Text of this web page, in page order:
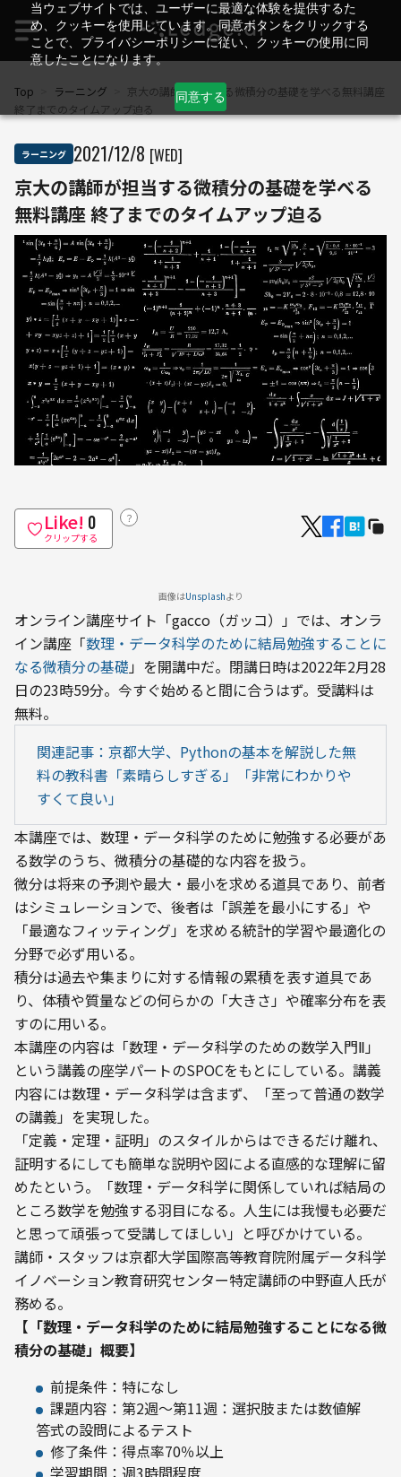
当ウェブサイトでは、ユーザーに最適な体験を提供するた
め、クッキーを使用しています。同意ボタンをクリックする
ことで、プライバシーポリシーに従い、クッキーの使用に同
意したことになります。
同意する
Top ラーニング
京大の講師が担当する微積分の基礎を学べる無料講座
終了までのタイムアップ迫る
ラーニング 2021/12/8 [WED]
京大の講師が担当する微積分の基礎を学べる
無料講座 終了までのタイムアップ迫る
Like! 0
クリップする
？
画像はUnsplashより
オンライン講座サイト「gacco（ガッコ）」では、オンラ
イン講座「数理・データ科学のために結局勉強することに
なる微積分の基礎」を開講中だ。閉講日時は2022年2月28
日の23時59分。今すぐ始めると間に合うはず。受講料は
無料。
関連記事：京都大学、Pythonの基本を解説した無
料の教科書「素晴らしすぎる」「非常にわかりや
すくて良い」
本講座では、数理・データ科学のために勉強する必要があ
る数学のうち、微積分の基礎的な内容を扱う。
微分は将来の予測や最大・最小を求める道具であり、前者
はシミュレーションで、後者は「誤差を最小にする」や
「最適なフィッティング」を求める統計的学習や最適化の
分野で必ず用いる。
積分は過去や集まりに対する情報の累積を表す道具であ
り、体積や質量などの何らかの「大きさ」や確率分布を表
すのに用いる。
本講座の内容は「数理・データ科学のための数学入門Ⅱ」
という講義の座学パートのSPOCをもとにしている。講義
内容には数理・データ科学は含まず、「至って普通の数学
の講義」を実現した。
「定義・定理・証明」のスタイルからはできるだけ離れ、
証明するにしても簡単な説明や図による直感的な理解に留
めたという。「数理・データ科学に関係していれば結局の
ところ数学を勉強する羽目になる。人生には我慢も必要だ
と思って頑張って受講してほしい」と呼びかけている。
講師・スタッフは京都大学国際高等教育院附属データ科学
イノベーション教育研究センター特定講師の中野直人氏が
務める。
【「数理・データ科学のために結局勉強することになる微
積分の基礎」概要】
前提条件：特になし
課題内容：第2週〜第11週：選択肢または数値解
答式の設問によるテスト
修了条件：得点率70％以上
学習期間：週3時間程度